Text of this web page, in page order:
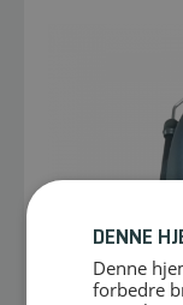
DENNE
Denne
forbedre